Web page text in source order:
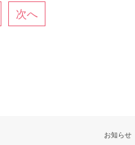
次へ
お知らせ